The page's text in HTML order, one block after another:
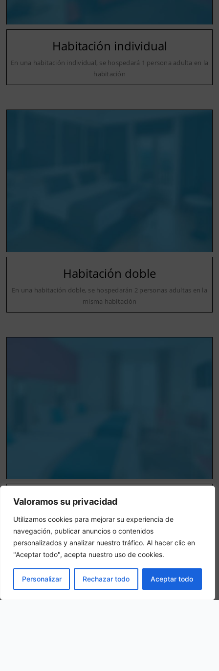
Valoramos su privacidad
Utilizamos cookies para mejorar su experiencia de
navegación, publicar anuncios o contenidos
personalizados y analizar nuestro tráfico. Al hacer clic en
"Aceptar todo", acepta nuestro uso de cookies.
Personalizar Rechazar todo Aceptar todo
Habitación individual
En una habitación individual, se hospedará 1 persona adulta en la
habitación
Habitación doble
En una habitación doble, se hospedarán 2 personas adultas en la
misma habitación
Habitacion Triple
En una habitación triple, se hospedarán 3 personas adultas en la
misma habitación
RESERVAR